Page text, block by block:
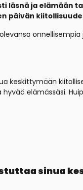
läsnä ja elämään
päivän
keskittymään
elämässäsi.
sinua